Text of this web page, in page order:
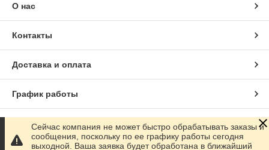
О нас
Контакты
Доставка и оплата
График работы
Полная версия сайта
Сейчас компания не может быстро обрабатывать заказы и
сообщения, поскольку по ее графику работы сегодня
выходной. Ваша заявка будет обработана в ближайший